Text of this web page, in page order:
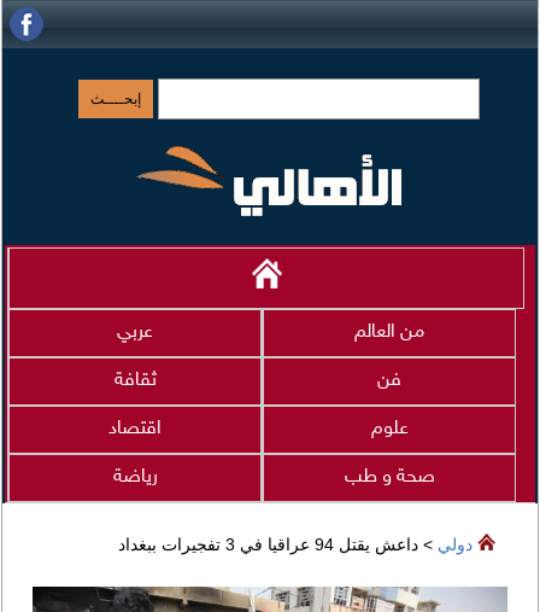
عربي من العالم
ثقافة فن
اقتصاد علوم
رياضة صحة و طب
دولي > داعش يقتل 94 عراقيا في 3 تفجيرات ببغداد